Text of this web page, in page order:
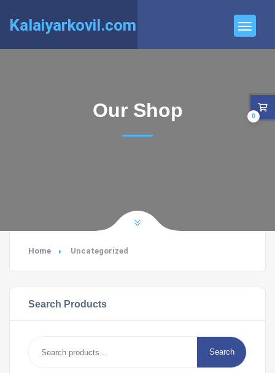
Kalaiyarkovil.com
Our Shop
Home Uncategorized
Search Products
Search
0